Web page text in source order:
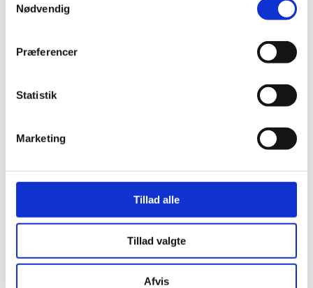
Nødvendig
Præferencer
Statistik
Marketing
Tillad alle
Tillad valgte
Afvis
Farve
Hvid, SkyBlue, MidBlue, Navy, Sort,
Størrelse
Fit Regular Fit
Vægt i
gram
124